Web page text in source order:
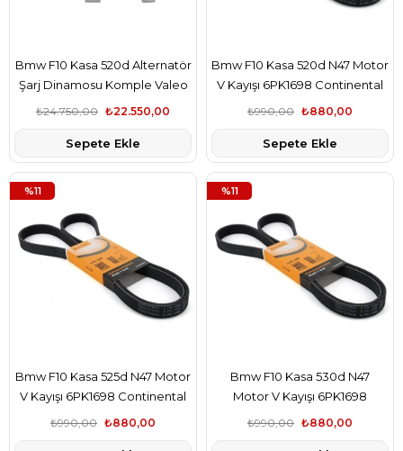
Bmw F10 Kasa 520d Alternatör
Şarj Dinamosu Komple Valeo
Marka₺22.550,00
₺24.750,00
Sepete Ekle
Bmw F10 Kasa 520d N47 Motor
V Kayışı 6PK1698 Continental
Marka 5750.FY
₺880,00
₺990,00
Sepete Ekle
Bmw F10 Kasa 525d N47 Motor
V Kayışı 6PK1698 Continental
Marka 5750.FY
₺880,00
₺990,00
%11
Bmw F10 Kasa 530d N47
Motor V Kayışı 6PK1698
Continental Marka 5750.FY
₺880,00
₺990,00
%11